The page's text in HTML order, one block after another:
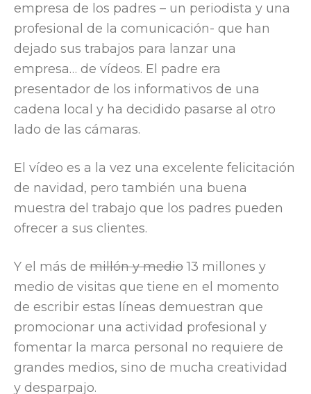
empresa de los padres – un periodista y una
profesional de la comunicación- que han
dejado sus trabajos para lanzar una
empresa… de vídeos. El padre era
presentador de los informativos de una
cadena local y ha decidido pasarse al otro
lado de las cámaras.
El vídeo es a la vez una excelente felicitación
de navidad, pero también una buena
muestra del trabajo que los padres pueden
ofrecer a sus clientes.
Y el más de millón y medio13 millones y
medio de visitas que tiene en el momento
de escribir estas líneas demuestran que
promocionar una actividad profesional y
fomentar la marca personal no requiere de
grandes medios, sino de mucha creatividad
y desparpajo.